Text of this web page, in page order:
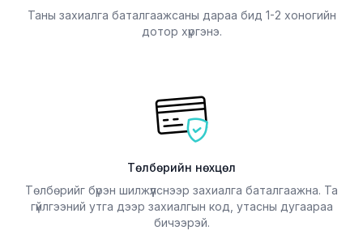
Таны захиалга баталгаажсаны дараа бид 1-2 хоногийн
дотор хүргэнэ.
Төлбөрийн нөхцөл
Төлбөрийг бүрэн шилжүүлснээр захиалга баталгаажна. Та
гүйлгээний утга дээр захиалгын код, утасны дугаараа
бичээрэй.